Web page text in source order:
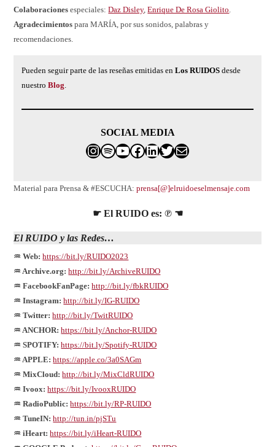
Colaboraciones especiales:Daz Disley,Enrique De Rosa Giolito
Agradecimientos para MARÍA, por sus sonidos, palabras y
recomendaciones.
Pueden seguir parte de las reseñas emitidas enLos RUIDOS desde
nuestroBlog
SOCIAL MEDIA
Instagram
SpotifyFacebook
LinkedIn
Twitter
Correo electrónico
Material para Prensa & #ESCUCHA:prensa[@]elruidoeselmensaje.com
☛ El RUIDO es: ℗ ☚
El RUIDO y las Redes…
♒ Web: https://bit.ly/RUIDO2023
♒ Archive.org: http://bit.ly/ArchiveRUIDO
♒ FacebookFanPage: http://bit.ly/fbkRUIDO
♒ Instagram:http://bit.ly/IG-RUIDO
♒ Twitter: http://bit.ly/TwitRUIDO
♒ ANCHOR: https://bit.ly/Anchor-RUIDO
♒ SPOTIFY: https://bit.ly/Spotify-RUIDO
♒ APPLE: https://apple.co/3a0SAGm
♒ MixCloud: http://bit.ly/MixCldRUIDO
♒ Ivoox: https://bit.ly/IvooxRUIDO
♒ RadioPublic: https://bit.ly/RP-RUIDO
♒ TuneIN: http://tun.in/pjSTu
♒ iHeart: https://bit.ly/iHeart-RUIDO